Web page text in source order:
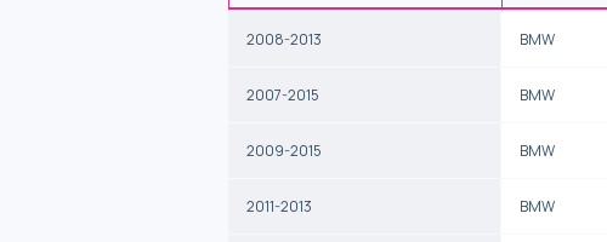
2008-2013 BMW
2007-2015 BMW
2009-2015 BMW
2011-2013 BMW